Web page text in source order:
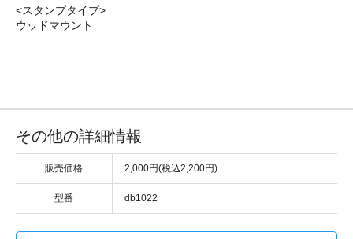
<スタンプタイプ>
ウッドマウント
その他の詳細情報
販売価格 2,000円(税込2,200円)
型番 db1022